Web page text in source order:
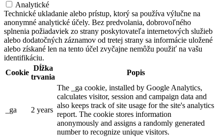
Analytické
Technické ukladanie alebo prístup, ktorý sa používa výlučne na
anonymné analytické účely. Bez predvolania, dobrovoľného
splnenia požiadaviek zo strany poskytovateľa internetových služieb
alebo dodatočných záznamov od tretej strany sa informácie uložené
alebo získané len na tento účel zvyčajne nemôžu použiť na vašu
identifikáciu.
Cookie
Dĺžka
trvania
Popis
_ga 2 years
The _ga cookie, installed by Google Analytics,
calculates visitor, session and campaign data and
also keeps track of site usage for the site's analytics
report. The cookie stores information
anonymously and assigns a randomly generated
number to recognize unique visitors.